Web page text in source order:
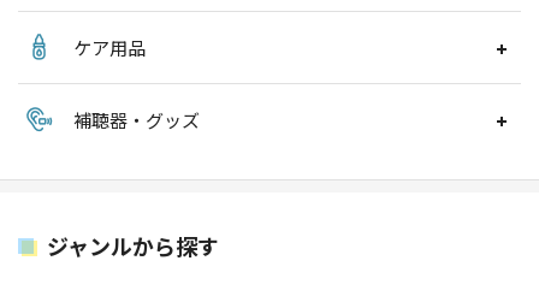
ケア用品
補聴器・グッズ
ジャンルから探す